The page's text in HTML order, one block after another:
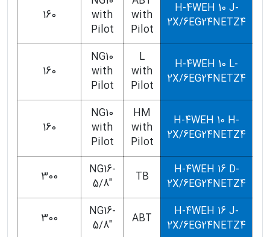
H-4WEH 10 J-
2X/6EG24NETZ4
with
Pilot
with
Pilot
160
H-4WEH 10 L-
2X/6EG24NETZ4
L
with
Pilot
NG10
with
Pilot
160
H-4WEH 10 H-
2X/6EG24NETZ4
HM
with
Pilot
NG10
with
Pilot
160
H-4WEH 16 D-
2X/6EG24NETZ4
TB
NG16-
5/8"
300
H-4WEH 16 J-
2X/6EG24NETZ4
ABT
NG16-
5/8"
300